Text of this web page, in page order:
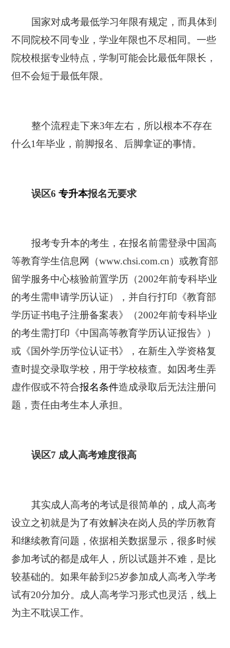
国家对成考最低学习年限有规定，而具体到
不同院校不同专业，学业年限也不尽相同。一些
院校根据专业特点，学制可能会比最低年限长，
但不会短于最低年限。
整个流程走下来3年左右，所以根本不存在
什么1年毕业，前脚报名、后脚拿证的事情。
误区6 专升本报名无要求
报考专升本的考生，在报名前需登录中国高
等教育学生信息网（www.chsi.com.cn）或教育部
留学服务中心核验前置学历（2002年前专科毕业
的考生需申请学历认证），并自行打印《教育部
学历证书电子注册备案表》（2002年前专科毕业
的考生需打印《中国高等教育学历认证报告》）
或《国外学历学位认证书》，在新生入学资格复
查时提交录取学校，用于学校核查。如因考生弄
虚作假或不符合报名条件造成录取后无法注册问
题，责任由考生本人承担。
误区7 成人高考难度很高
其实成人高考的考试是很简单的，成人高考
设立之初就是为了有效解决在岗人员的学历教育
和继续教育问题，依据相关数据显示，很多时候
参加考试的都是成年人，所以试题并不难，是比
较基础的。如果年龄到25岁参加成人高考入学考
试有20分加分。成人高考学习形式也灵活，线上
为主不耽误工作。